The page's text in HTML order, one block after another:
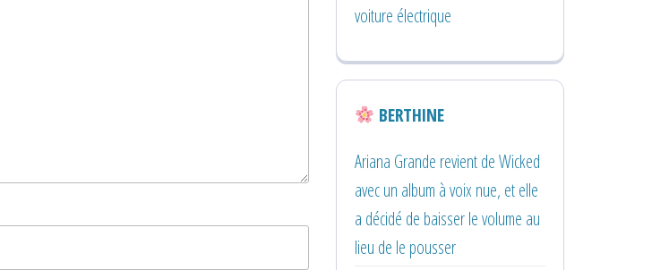
voiture électrique
BERTHINE
Ariana Grande revient de Wicked
avec un album à voix nue, et elle
a décidé de baisser le volume au
lieu de le pousser